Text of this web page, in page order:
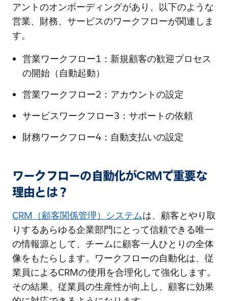
アントのオンボーディングがあり、以下のような
営業、財務、サービスのワークフローが関連しま
す。
営業ワークフロー1：新規顧客の歓迎プロセス
の開始（自動起動）
営業ワークフロー2：アカウントの設定
サービスワークフロー3：サポートの依頼
財務ワークフロー4：自動支払いの設定
ワークフローの自動化がCRMで重要な
理由とは？
CRM（顧客関係管理）システムは、顧客とやり取
りするあらゆる企業部門にとって信頼できる唯一
の情報源として、チームに顧客一人ひとりの全体
像をもたらします。ワークフローの自動化は、従
業員によるCRMの使用を合理化して強化します。
その結果、従業員の生産性が向上し、顧客に効果